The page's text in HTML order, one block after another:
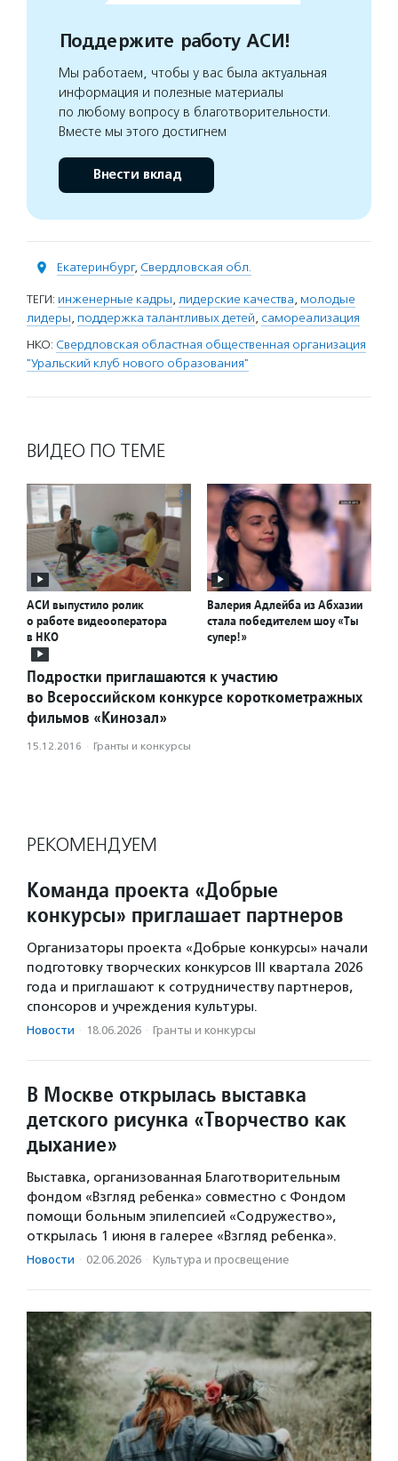
Поддержите работу АСИ!
Мы работаем, чтобы у вас была актуальная
информация и полезные материалы
по любому вопросу в благотворительности.
Вместе мы этого достигнем
Внести вклад
Екатеринбург, Свердловская обл.
ТЕГИ: инженерные кадры, лидерские качества, молодые
лидеры, поддержка талантливых детей, самореализация
НКО: Свердловская областная общественная организация
"Уральский клуб нового образования"
ВИДЕО ПО ТЕМЕ
АСИ выпустило ролик
о работе видеооператора
в НКО
Валерия Адлейба из Абхазии
стала победителем шоу «Ты
супер!»
Подростки приглашаются к участию
во Всероссийском конкурсе короткометражных
фильмов «Кинозал»
15.12.2016 · Гранты и конкурсы
РЕКОМЕНДУЕМ
Команда проекта «Добрые
конкурсы» приглашает партнеров
Организаторы проекта «Добрые конкурсы» начали
подготовку творческих конкурсов III квартала 2026
года и приглашают к сотрудничеству партнеров,
спонсоров и учреждения культуры.
Новости · 18.06.2026 · Гранты и конкурсы
В Москве открылась выставка
детского рисунка «Творчество как
дыхание»
Выставка, организованная Благотворительным
фондом «Взгляд ребенка» совместно с Фондом
помощи больным эпилепсией «Содружество»,
открылась 1 июня в галерее «Взгляд ребенка».
Новости · 02.06.2026 · Культура и просвещение